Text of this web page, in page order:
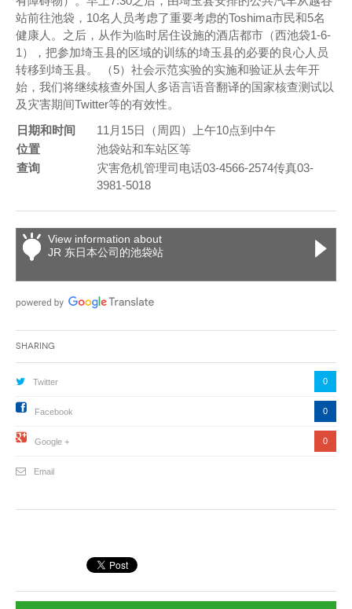
站前往池袋，10名人员考虑了重要考虑的Toshima市民和5名
健康人。之后，从作为临时居住设施的酒店都市（西池袋1-6-
1），把参加埼玉县的区域的训练的埼玉县的必要的良心人员
转移到埼玉县。 （5）社会示范实验的实施和验证从去年开
始，我们将继续核查外国人多语言语音翻译的国家核查测试以
及灾害期间Twitter等的有效性。
日期和时间
11月15日（周四）上午10点到中午
位置
池袋站和车站区等
查询
灾害危机管理司电话03-4566-2574传真03-
3981-5018
View information about
JR 东日本公司的池袋站
Sharing
Twitter 0
Facebook 0
Google + 0
Email